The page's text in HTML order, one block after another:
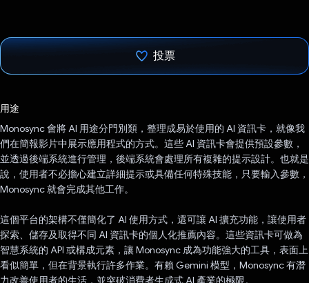
投票
用途
Monosync 會將 AI 用途分門別類，整理成易於使用的 AI 資訊卡，就像我
們在簡報影片中展示應用程式的方式。這些 AI 資訊卡會提供預設參數，
並透過後端系統進行管理，後端系統會處理所有複雜的提示設計。也就是
說，使用者不必擔心建立詳細提示或具備任何特殊技能，只要輸入參數，
Monosync 就會完成其他工作。
這個平台的架構不僅簡化了 AI 使用方式，還可讓 AI 擴充功能，讓使用者
探索、儲存及取得不同 AI 資訊卡的個人化推薦內容。這些資訊卡可做為
智慧系統的 API 或構成元素，讓 Monosync 成為功能強大的工具，表面上
看似簡單，但在背景執行許多作業。有賴 Gemini 模型，Monosync 有潛
力改善使用者的生活，並突破消費者生成式 AI 產業的極限。